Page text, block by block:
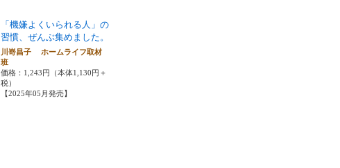
「機嫌よくいられる人」の
習慣、ぜんぶ集めました。
川嵜昌子 ホームライフ取材
班
価格：1,243円（本体1,130円＋
税）
【2025年05月発売】